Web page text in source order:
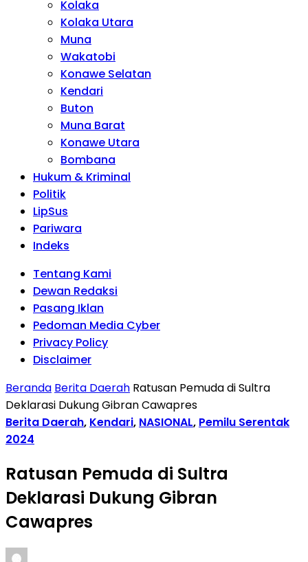
Kolaka
Kolaka Utara
Muna
Wakatobi
Konawe Selatan
Kendari
Buton
Muna Barat
Konawe Utara
Bombana
Hukum & Kriminal
Politik
LipSus
Pariwara
Indeks
Tentang Kami
Dewan Redaksi
Pasang Iklan
Pedoman Media Cyber
Privacy Policy
Disclaimer
Beranda Berita Daerah Ratusan Pemuda di Sultra
Deklarasi Dukung Gibran Cawapres
Berita Daerah, Kendari, NASIONAL, Pemilu Serentak
2024
Ratusan Pemuda di Sultra
Deklarasi Dukung Gibran
Cawapres